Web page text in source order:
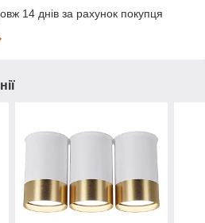
14 днів за рахунок покупця